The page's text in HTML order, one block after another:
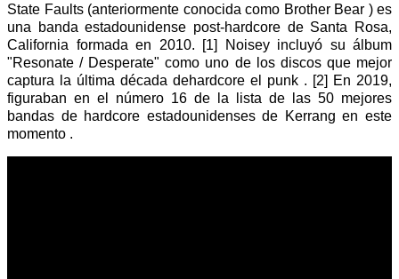
State Faults (anteriormente conocida como Brother Bear ) es
una banda estadounidense post-hardcore de Santa Rosa,
California formada en 2010. [1] Noisey incluyó su álbum
"Resonate / Desperate" como uno de los discos que mejor
captura la última década dehardcore el punk . [2] En 2019,
figuraban en el número 16 de la lista de las 50 mejores
bandas de hardcore estadounidenses de Kerrang en este
momento .